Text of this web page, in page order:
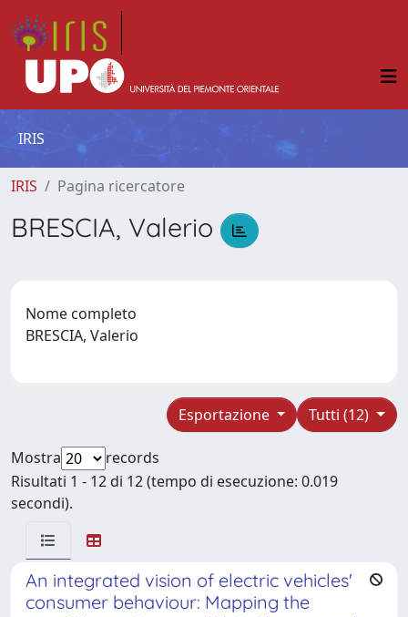
IRIS
IRIS Pagina ricercatore
BRESCIA, Valerio
Nome completo
BRESCIA, Valerio
Tutti (12)
Esportazione
Mostra
records
Risultati 1 - 12 di 12 (tempo di esecuzione: 0.019
secondi).
An integrated vision of electric vehicles'
consumer behaviour: Mapping the